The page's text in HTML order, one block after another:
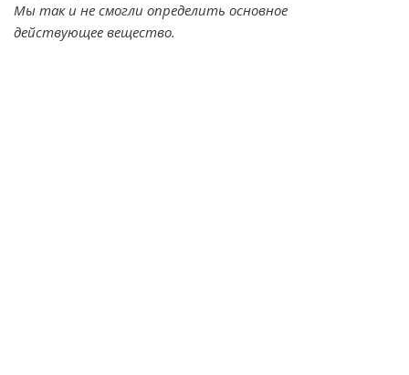
Мы так и не смогли определить основное
действующее вещество.